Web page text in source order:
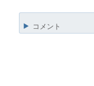
コメント